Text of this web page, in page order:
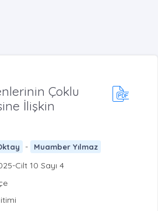
Çoklu
İlişkin
- Muamber Yılmaz
Cilt 10 Sayı 4